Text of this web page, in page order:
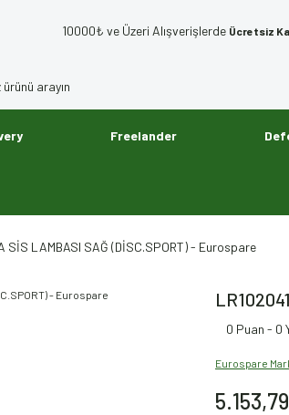
10000₺ ve Üzeri Alışverişlerde Ücretsiz
Freelander
SİS LAMBASI SAĞ (DİSC.SPORT) - Eurospare
0 Puan - 0
Eurospare